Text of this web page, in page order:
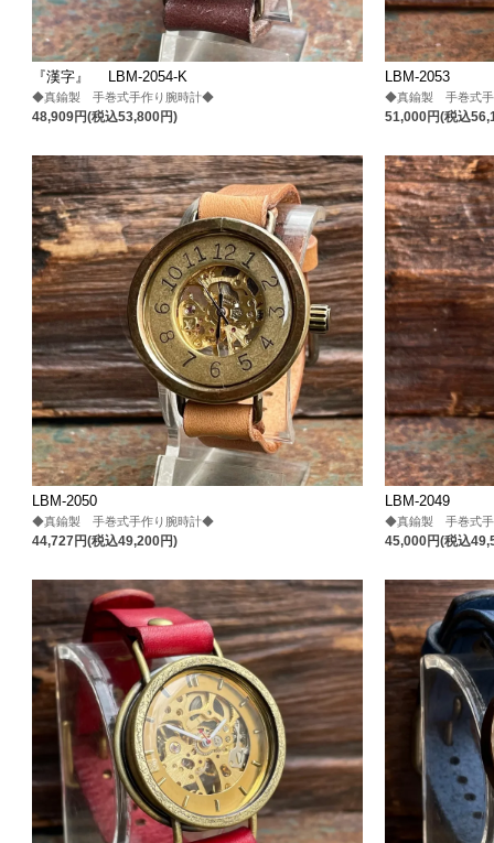
『漢字』 LBM-2054-K
◆真鍮製 手巻式手作り腕時計◆
48,909円(税込53,800円)
LBM-2053
◆真鍮製 手巻式
51,000円(税込
LBM-2050
◆真鍮製 手巻式手作り腕時計◆
44,727円(税込49,200円)
LBM-2049
◆真鍮製 手巻式
45,000円(税込